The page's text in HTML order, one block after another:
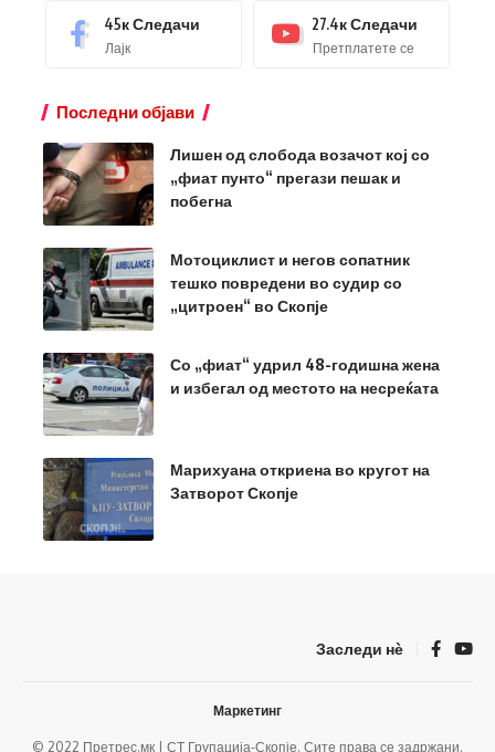
45кСледачи
Лајк
27.4кСледачи
Претплатете се
Последни објави
Лишен од слобода возачот кој со
„фиат пунто“ прегази пешак и
побегна
Мотоциклист и негов сопатник
тешко повредени во судир со
„цитроен“ во Скопје
Со „фиат“ удрил 48-годишна жена
и избегал од местото на несреќата
Марихуана откриена во кругот на
Затворот Скопје
Заследи нѐ
© 2022 Претрес.мк | СТ Групација-Скопје. Сите права се задржани.
Маркетинг